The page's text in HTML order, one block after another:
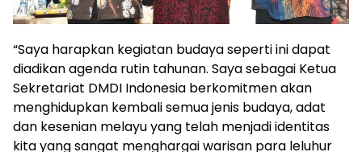
“Saya harapkan kegiatan budaya seperti ini dapat
diadikan agenda rutin tahunan. Saya sebagai Ketua
Sekretariat DMDI Indonesia berkomitmen akan
menghidupkan kembali semua jenis budaya, adat
dan kesenian melayu yang telah menjadi identitas
kita yang sangat menghargai warisan para leluhur